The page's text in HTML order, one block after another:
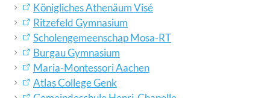
Königliches Athenäum Visé
Ritzefeld Gymnasium
Scholengemeenschap Mosa-RT
Burgau Gymnasium
Maria-Montessori Aachen
Atlas College Genk